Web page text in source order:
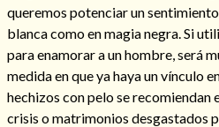
Cómo alejar a la amante de mi esposo
queremos potenciar un
blanca como en magia negra. Si
para enamorar a un hombre, será
medida en que ya haya un vínculo
hechizos con pelo se recomiendan
crisis o matrimonios desgastados